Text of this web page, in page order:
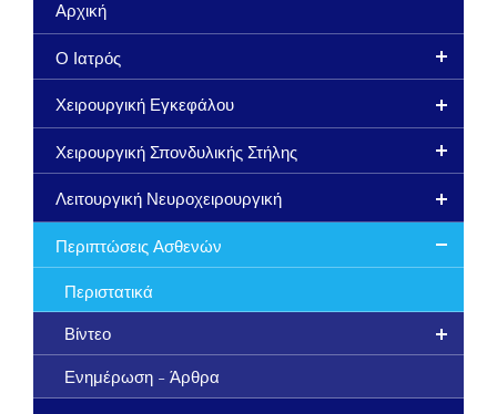
Αρχική
Ο Ιατρός
Χειρουργική Εγκεφάλου
Χειρουργική Σπονδυλικής Στήλης
Λειτουργική Νευροχειρουργική
Περιπτώσεις Ασθενών
Περιστατικά
Βίντεο
Ενημέρωση - Άρθρα